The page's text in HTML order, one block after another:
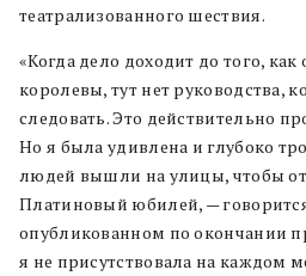
театрализованного шествия.
«Когда дело доходит до того, как
королевы, тут нет руководства,
следовать. Это действительно
Но я была удивлена и глубоко
людей вышли на улицы, чтобы
Платиновый юбилей, —
опубликованном по окончании
я не присутствовала на каждом